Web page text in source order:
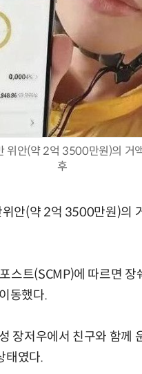
위안(약 2억 3500만원)의 거
후
안(약 2억 3500만원)의
스트(SCMP)에 따르면
동했다.
장저우에서 친구와 함께
태였다.